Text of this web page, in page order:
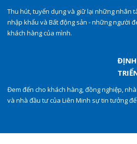
Thu hút, tuyển dụng và giữ lại những nhân
nhập khẩu và Bất động sản - những người
khách hàng của mình.
ĐỊNH
Đem đến cho khách hàng, đồng nghiệp,
và nhà đầu tư của Liên Minh sự tin tưởng